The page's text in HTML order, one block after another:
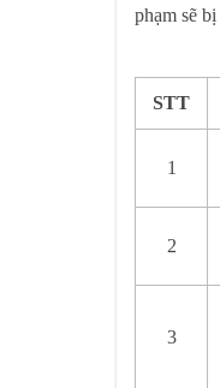
phạm sẽ
STT
1
2
3